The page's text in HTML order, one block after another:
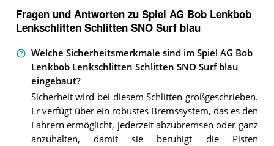
Fragen und Antworten zu Spiel AG Bob Lenkbob
Lenkschlitten Schlitten SNO Surf blau
Welche Sicherheitsmerkmale sind im Spiel AG Bob
Lenkbob Lenkschlitten Schlitten SNO Surf blau
eingebaut?
Sicherheit wird bei diesem Schlitten großgeschrieben.
Er verfügt über ein robustes Bremssystem, das es den
Fahrern ermöglicht, jederzeit abzubremsen oder ganz
anzuhalten, damit sie beruhigt die Pisten